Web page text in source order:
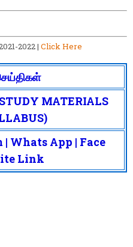
2022 | Click Here
MATERIALS
Whats App | Face
Link